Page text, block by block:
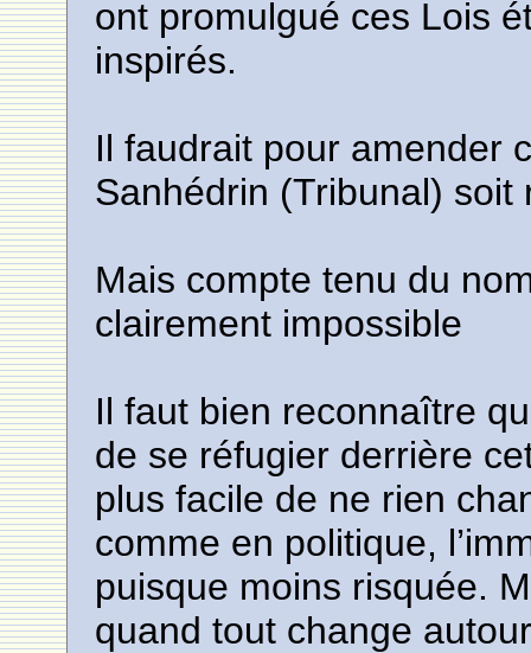
ont promulgué ces Lois
inspirés.
Il faudrait pour amender
Sanhédrin (Tribunal) soit
Mais compte tenu du
clairement impossible
Il faut bien reconnaître
de se réfugier derrière
plus facile de ne rien
comme en politique,
puisque moins risquée.
quand tout change